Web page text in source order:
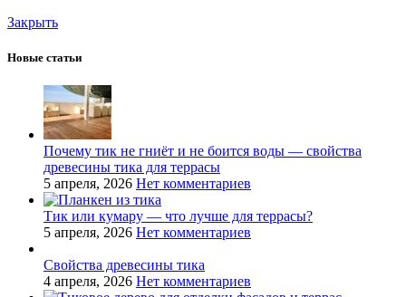
Закрыть
Новые статьи
Почему тик не гниёт и не боится воды — свойства
древесины тика для террасы
5 апреля, 2026 Нет комментариев
Тик или кумару — что лучше для террасы?
5 апреля, 2026 Нет комментариев
Свойства древесины тика
4 апреля, 2026 Нет комментариев